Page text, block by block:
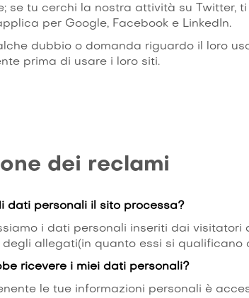
se tu cerchi la nostra attività su Twitter,
per Google, Facebook e LinkedIn.
dubbio o domanda riguardo il loro
prima di usare i loro siti.
dei reclami
dati personali il sito processa?
i dati personali inseriti dai
degli allegati(in quanto essi si qualificano
ricevere i miei dati personali?
le tue informazioni personali è